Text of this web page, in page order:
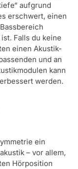
aufgrund
erschwert, einen
Falls du keine
einen Akustik-
und an
kann
werden.
ein
– vor allem,
Hörposition